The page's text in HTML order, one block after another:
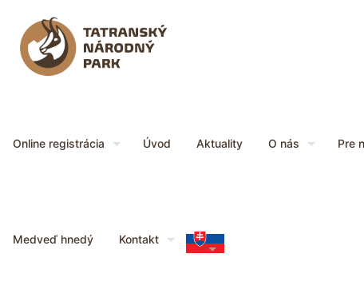
Online registrácia Úvod Aktuality O nás Pre
Medveď hnedý Kontakt